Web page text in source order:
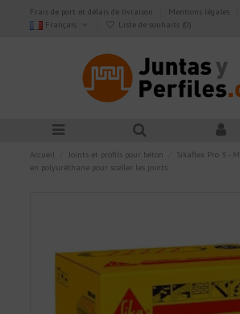
Frais de port et délais de livraison Mentions légales
Français
Liste de souhaits (0)
Accueil Joints et profils pour béton
Sikaflex Pro 3 -
en polyuréthane pour sceller les joints